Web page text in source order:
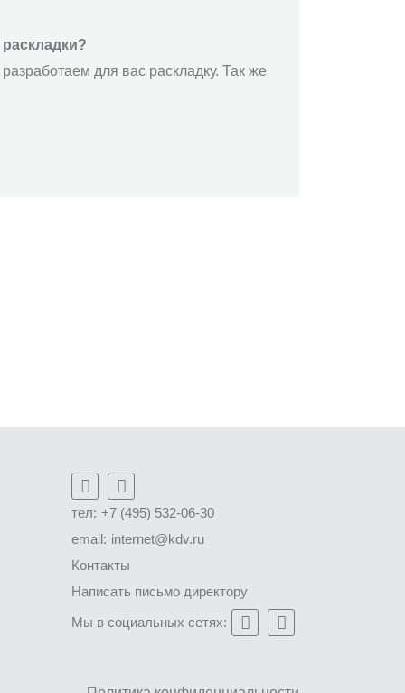
для вас раскладку. Так же
тел: +7 (495) 532-06-30
email: internet@kdv.ru
Контакты
Написать письмо директору
Мы в социальных сетях: